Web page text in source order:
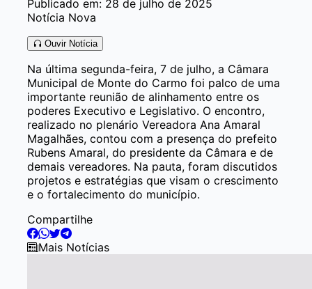
Publicado em: 28 de julho de 2025
Notícia Nova
Ouvir Notícia
Na última segunda-feira, 7 de julho, a Câmara
Municipal de Monte do Carmo foi palco de uma
importante reunião de alinhamento entre os
poderes Executivo e Legislativo. O encontro,
realizado no plenário Vereadora Ana Amaral
Magalhães, contou com a presença do prefeito
Rubens Amaral, do presidente da Câmara e de
demais vereadores. Na pauta, foram discutidos
projetos e estratégias que visam o crescimento
e o fortalecimento do município.
Compartilhe
Mais Notícias